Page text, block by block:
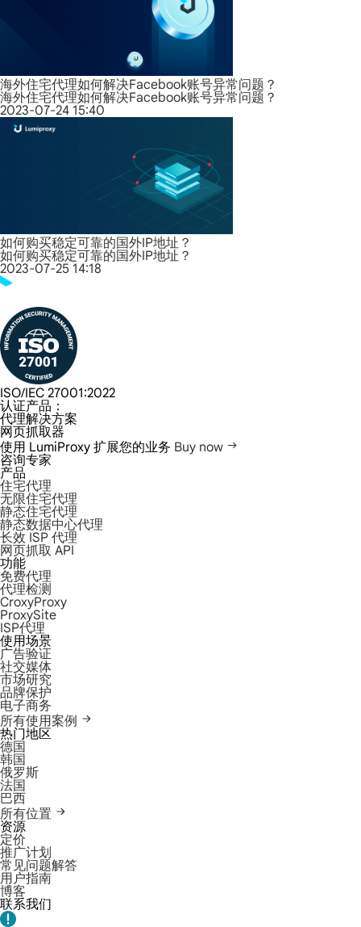
海外住宅代理如何解决Facebook账号异常问题？
海外住宅代理如何解决Facebook账号异常问题？
2023-07-24 15:40
如何购买稳定可靠的国外IP地址？
如何购买稳定可靠的国外IP地址？
2023-07-25 14:18
ISO/IEC 27001:2022
认证产品：
代理解决方案
网页抓取器
使用 LumiProxy 扩展您的业务 Buy now
咨询专家
产品
住宅代理
无限住宅代理
静态住宅代理
静态数据中心代理
长效 ISP 代理
网页抓取 API
功能
免费代理
代理检测
CroxyProxy
ProxySite
ISP代理
使用场景
广告验证
社交媒体
市场研究
品牌保护
电子商务
所有使用案例
热门地区
德国
韩国
俄罗斯
法国
巴西
所有位置
资源
定价
推广计划
常见问题解答
用户指南
博客
联系我们